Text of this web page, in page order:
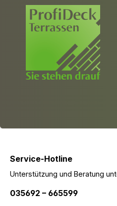
Service-Hotline
Unterstützung und Beratung
035692 – 665599